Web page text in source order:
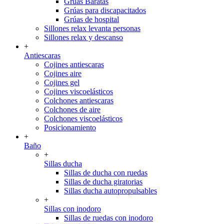
Grúas para discapacitados
Grúas de hospital
Sillones relax levanta personas
Sillones relax y descanso
+
Antiescaras
Cojines antiescaras
Cojines aire
Cojines gel
Cojines viscoelásticos
Colchones antiescaras
Colchones de aire
Colchones viscoelásticos
Posicionamiento
+
Baño
+
Sillas ducha
Sillas de ducha con ruedas
Sillas de ducha giratorias
Sillas ducha autopropulsables
+
Sillas con inodoro
Sillas de ruedas con inodoro